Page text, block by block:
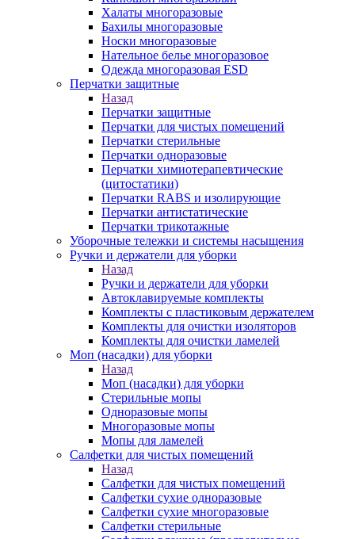
Халаты многоразовые
Бахилы многоразовые
Носки многоразовые
Нательное белье многоразовое
Одежда многоразовая ESD
Перчатки защитные
Назад
Перчатки защитные
Перчатки для чистых помещений
Перчатки стерильные
Перчатки одноразовые
Перчатки химиотерапевтические
(цитостатики)
Перчатки RABS и изолирующие
Перчатки антистатические
Перчатки трикотажные
Уборочные тележки и системы насыщения
Ручки и держатели для уборки
Назад
Ручки и держатели для уборки
Автоклавируемые комплекты
Комплекты с пластиковым держателем
Комплекты для очистки изоляторов
Комплекты для очистки ламелей
Моп (насадки) для уборки
Назад
Моп (насадки) для уборки
Стерильные мопы
Одноразовые мопы
Многоразовые мопы
Мопы для ламелей
Салфетки для чистых помещений
Назад
Салфетки для чистых помещений
Салфетки сухие одноразовые
Салфетки сухие многоразовые
Салфетки стерильные